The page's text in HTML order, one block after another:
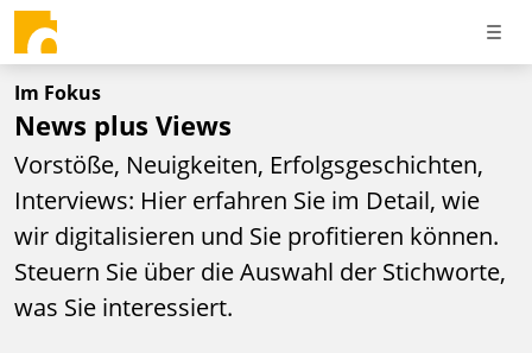
Im Fokus
News plus Views
Vorstöße, Neuigkeiten, Erfolgsgeschichten,
Interviews: Hier erfahren Sie im Detail, wie
wir digitalisieren und Sie profitieren können.
Steuern Sie über die Auswahl der Stichworte,
was Sie interessiert.